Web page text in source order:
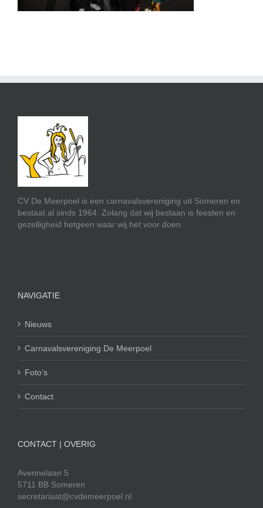
CV De Meerpoel is een carnavalsvereniging uit Someren en
bestaat al sinds 1964. Zolang dat wij bestaan is feesten en
gezelligheid hetgeen waar wij het voor doen.
NAVIGATIE
Nieuws
Carnavalsvereniging De Meerpoel
Foto’s
Contact
CONTACT | OVERIG
Avennelaan 5
5711 BB Someren
secretariaat@cvdemeerpoel.nl